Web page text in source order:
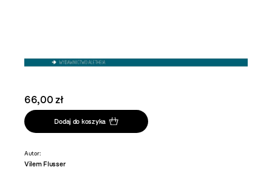
66,00 zł
Dodaj do koszyka
Autor:
Vilem Flusser